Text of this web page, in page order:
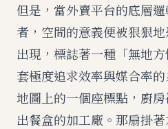
但是，當外賣平台的底層
者，空間的意義便被狠狠
出現，標誌著一種「無地
套極度追求效率與媒合率
地圖上的一個座標點，廚
出餐盒的加工廠。那扇掛